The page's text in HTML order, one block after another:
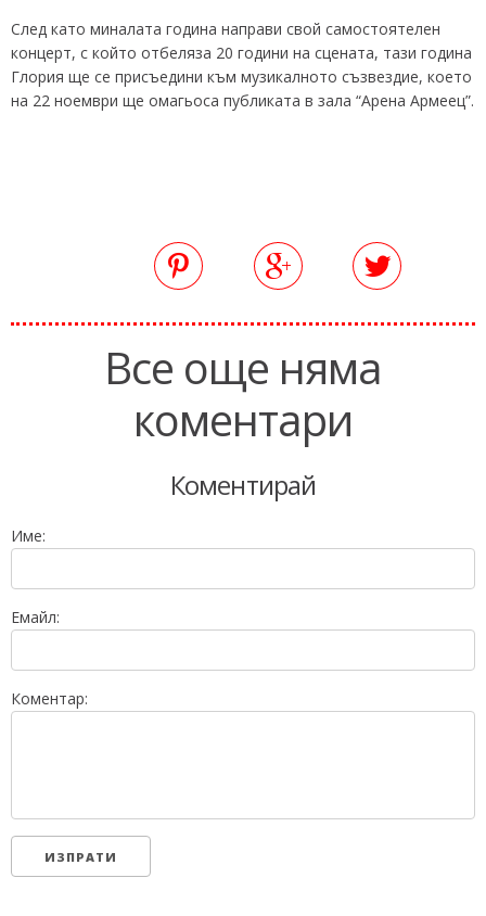
След като миналата година направи свой самостоятелен
концерт, с който отбеляза 20 години на сцената, тази година
Глория ще се присъедини към музикалното съзвездие, което
на 22 ноември ще омагьоса публиката в зала “Арена Армеец”.
Все още няма
коментари
Коментирай
Име:
Емайл:
Коментар: